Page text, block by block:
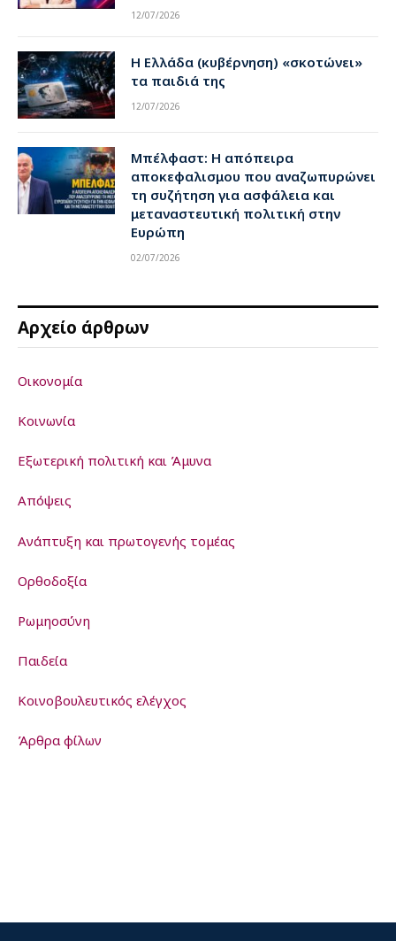
12/07/2026
Η Ελλάδα (κυβέρνηση) «σκοτώνει»
τα παιδιά της
12/07/2026
Μπέλφαστ: Η απόπειρα
αποκεφαλισμου που αναζωπυρώνει
τη συζήτηση για ασφάλεια και
μεταναστευτική πολιτική στην
Ευρώπη
02/07/2026
Αρχείο άρθρων
Οικονομία
Κοινωνία
Εξωτερική πολιτική και Άμυνα
Απόψεις
Ανάπτυξη και πρωτογενής τομέας
Ορθοδοξία
Ρωμηοσύνη
Παιδεία
Kοινοβουλευτικός ελέγχος
Άρθρα φίλων